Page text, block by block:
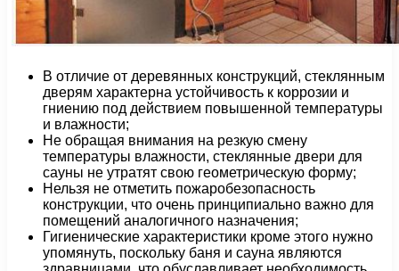
В отличие от деревянных конструкций, стеклянным
дверям характерна устойчивость к коррозии и
гниению под действием повышенной температуры
и влажности;
Не обращая внимания на резкую смену
температуры влажности, стеклянные двери для
сауны не утратят свою геометрическую форму;
Нельзя не отметить пожаробезопасность
конструкции, что очень принципиально важно для
помещений аналогичного назначения;
Гигиенические характеристики кроме этого нужно
упомянуть, поскольку баня и сауна являются